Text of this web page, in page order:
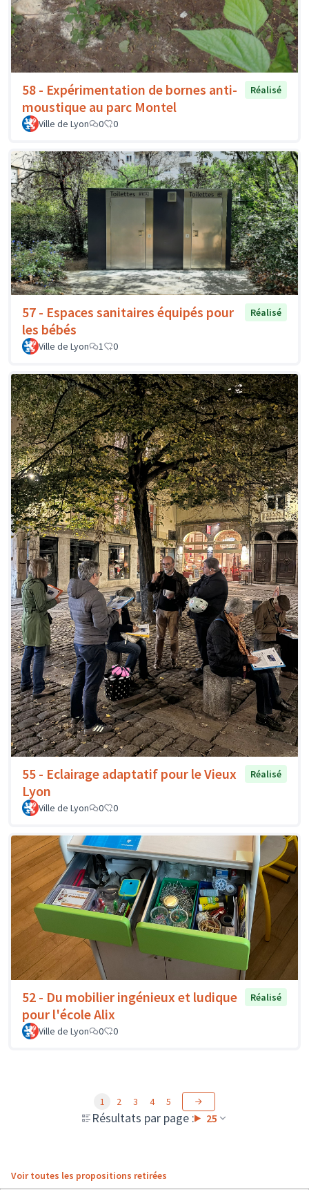
58 - Expérimentation de bornes anti-
moustique au parc Montel
Réalisé
Ville de Lyon 0 0
57 - Espaces sanitaires équipés pour
les bébés
Réalisé
Ville de Lyon 1 0
55 - Eclairage adaptatif pour le Vieux
Lyon
Réalisé
Ville de Lyon 0 0
52 - Du mobilier ingénieux et ludique
pour l'école Alix
Réalisé
Ville de Lyon 0 0
Résultats par page : 25
1 2 3 4 5
Voir toutes les propositions retirées